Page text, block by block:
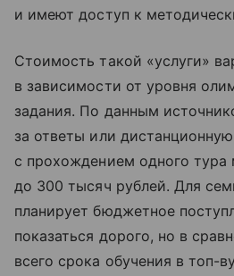
и имеют доступ к
Стоимость такой «услуги»
в зависимости от уровня
задания. По данным
за ответы или
с прохождением одного
до 300 тысяч рублей. Для
планирует бюджетное
показаться дорого, но в
всего срока обучения в топ-